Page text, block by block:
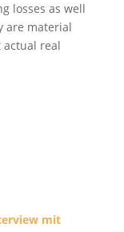
losses as well
are material
actual real
mit